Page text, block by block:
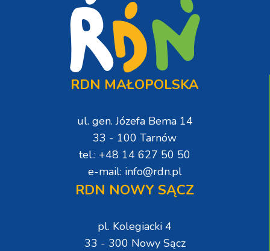
RDN MAŁOPOLSKA
ul. gen. Józefa Bema 14
33 - 100 Tarnów
tel.: +48 14 627 50 50
e-mail: info@rdn.pl
RDN NOWY SĄCZ
pl. Kolegiacki 4
33 - 300 Nowy Sącz